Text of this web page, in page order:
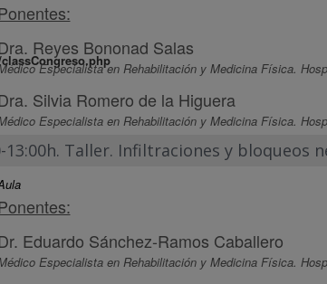
Reyes Bononad Salas
Especialista en Rehabilitación y Medicina Física.
Silvia Romero de la Higuera
Especialista en Rehabilitación y Medicina Física.
13:00h. Taller. Infiltraciones y bloqueos
Eduardo Sánchez-Ramos Caballero
Especialista en Rehabilitación y Medicina Física.